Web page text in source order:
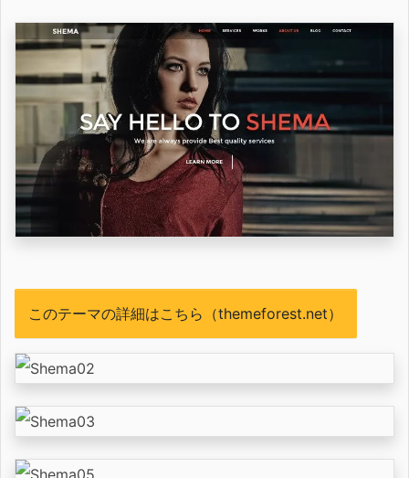
このテーマの詳細はこちら（themeforest.net）